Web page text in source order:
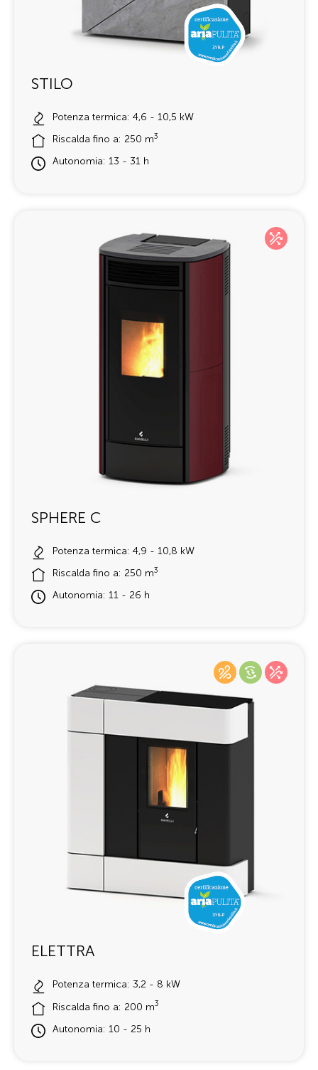
STILO
Potenza termica: 4,6 - 10,5 kW
Riscalda fino a: 250 m3
Autonomia: 13 - 31 h
SPHERE C
Potenza termica: 4,9 - 10,8 kW
Riscalda fino a: 250 m3
Autonomia: 11 - 26 h
ELETTRA
Potenza termica: 3,2 - 8 kW
Riscalda fino a: 200 m3
Autonomia: 10 - 25 h